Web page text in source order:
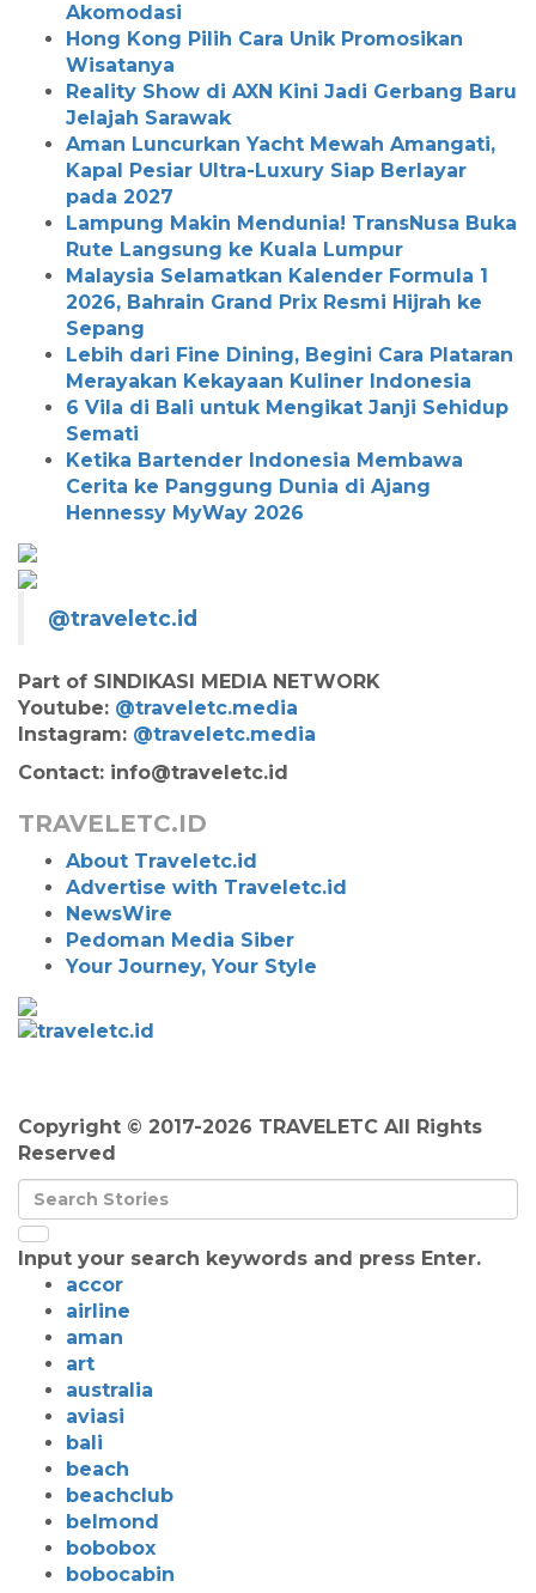
Akomodasi
Hong Kong Pilih Cara Unik Promosikan
Wisatanya
Reality Show di AXN Kini Jadi Gerbang Baru
Jelajah Sarawak
Aman Luncurkan Yacht Mewah Amangati,
Kapal Pesiar Ultra-Luxury Siap Berlayar
pada 2027
Lampung Makin Mendunia! TransNusa Buka
Rute Langsung ke Kuala Lumpur
Malaysia Selamatkan Kalender Formula 1
2026, Bahrain Grand Prix Resmi Hijrah ke
Sepang
Lebih dari Fine Dining, Begini Cara Plataran
Merayakan Kekayaan Kuliner Indonesia
6 Vila di Bali untuk Mengikat Janji Sehidup
Semati
Ketika Bartender Indonesia Membawa
Cerita ke Panggung Dunia di Ajang
Hennessy MyWay 2026
@traveletc.id
Part of SINDIKASI MEDIA NETWORK
Youtube: @traveletc.media
Instagram: @traveletc.media
Contact: info@traveletc.id
TRAVELETC.ID
About Traveletc.id
Advertise with Traveletc.id
NewsWire
Pedoman Media Siber
Your Journey, Your Style
Copyright © 2017-2026 TRAVELETC All Rights
Reserved
Input your search keywords and press Enter.
accor
airline
aman
art
australia
aviasi
bali
beach
beachclub
belmond
bobobox
bobocabin